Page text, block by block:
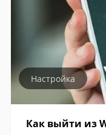
Настройка
Как выйти из